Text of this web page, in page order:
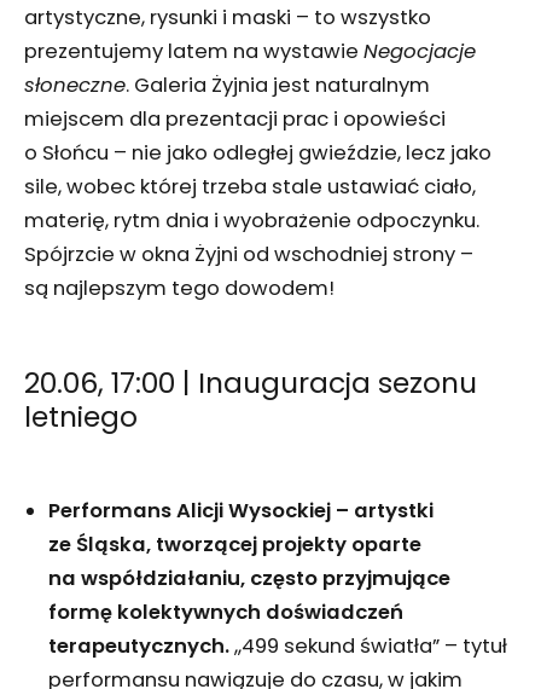
artystyczne, rysunki i maski – to wszystko
prezentujemy latem na wystawie Negocjacje
słoneczne. Galeria Żyjnia jest naturalnym
miejscem dla prezentacji prac i opowieści
o Słońcu – nie jako odległej gwieździe, lecz jako
sile, wobec której trzeba stale ustawiać ciało,
materię, rytm dnia i wyobrażenie odpoczynku.
Spójrzcie w okna Żyjni od wschodniej strony –
są najlepszym tego dowodem!
20.06, 17:00 | Inauguracja sezonu
letniego
Performans Alicji Wysockiej – artystki
ze Śląska, tworzącej projekty oparte
na współdziałaniu, często przyjmujące
formę kolektywnych doświadczeń
terapeutycznych.,,499 sekund światła” – tytuł
performansu nawiązuje do czasu, w jakim